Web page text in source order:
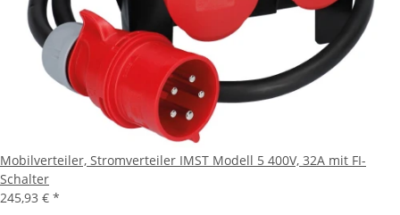
Mobilverteiler, Stromverteiler IMST Modell 5 400V, 32A mit FI-
Schalter
245,93 € *